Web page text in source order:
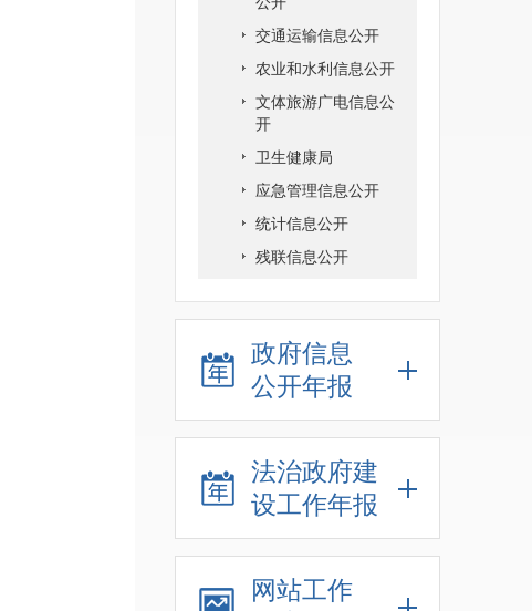
交通运输信息公开
农业和水利信息公开
文体旅游广电信息公
开
卫生健康局
应急管理信息公开
统计信息公开
残联信息公开
政府信息
公开年报
法治政府建
设工作年报
网站工作